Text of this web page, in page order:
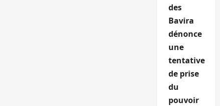
des
Bavira
dénonce
une
tentative
de prise
du
pouvoir